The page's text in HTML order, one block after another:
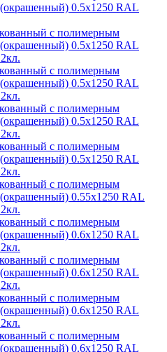
0.5x1250 RAL
с полимерным
0.5x1250 RAL
с полимерным
0.5x1250 RAL
с полимерным
0.5x1250 RAL
с полимерным
0.5x1250 RAL
с полимерным
0.55x1250 RAL
с полимерным
0.6x1250 RAL
с полимерным
0.6x1250 RAL
с полимерным
0.6x1250 RAL
с полимерным
0.6x1250 RAL